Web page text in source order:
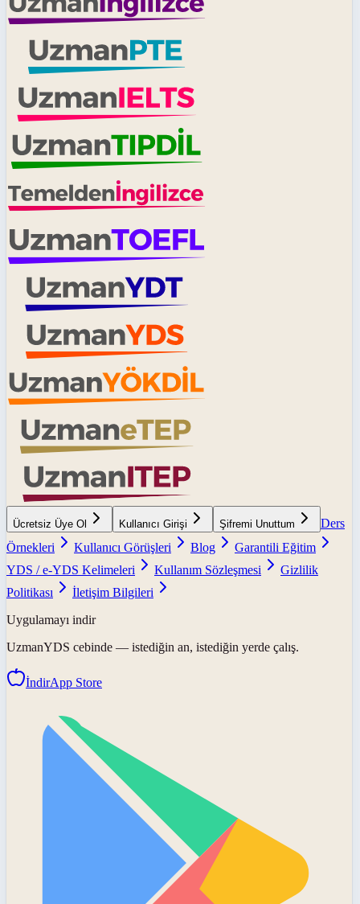
Ücretsiz Üye Ol Kullanıcı Girişi Şifremi Unuttum
Ders
Örnekleri
Kullanıcı Görüşleri Blog
Garantili Eğitim
YDS / e-YDS Kelimeleri
Kullanım Sözleşmesi
Gizlilik
Politikası
İletişim Bilgileri
Uygulamayı indir
UzmanYDS cebinde — istediğin an, istediğin yerde çalış.
İndirApp Store